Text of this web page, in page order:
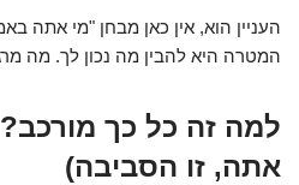
העניין הוא, אין כאן מבחן "מי אתה
המטרה היא להבין מה נכון לך. מה
למה זה כל כך
אתה, זו הסביבה)